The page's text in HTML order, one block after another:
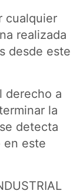
cualquier
realizada
desde este
derecho a
la
detecta
en este